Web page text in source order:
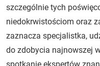
szczególnie tych
niedokrwistościom oraz
zaznacza specjalistka,
do zdobycia najnowszej